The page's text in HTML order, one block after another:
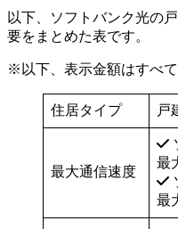
以下、ソフトバンク光の
要をまとめた表です。
※以下、表示金額はすべて
住居タイプ 戸
最大通信速度
最
最